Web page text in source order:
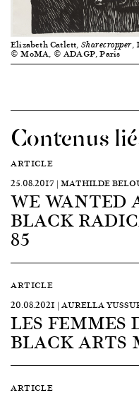
Elizabeth Catlett, Sharecropper,
© MoMA, © ADAGP, Paris
Contenus
ARTICLE
25.08.2017 | MATHILDE
WE WANTED
BLACK
85
ARTICLE
20.08.2021 | AURELLA
LES FEMMES
BLACK ARTS
ARTICLE